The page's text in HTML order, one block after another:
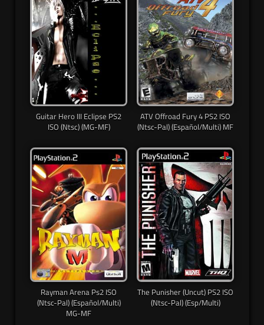
Guitar Hero III Eclipse PS2
ISO (Ntsc) (MG-MF)
ATV Offroad Fury 4 PS2 ISO
(Ntsc-Pal) (Español/Multi) MF
Rayman Arena Ps2 ISO
(Ntsc-Pal) (Español/Multi)
MG-MF
The Punisher (Uncut) PS2 ISO
(Ntsc-Pal) (Esp/Multi)